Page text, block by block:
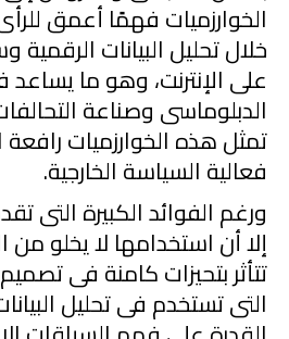
الخوارزميات فهمًا أعمق
خلال تحليل البيانات
على الإنترنت، وهو ما
الدبلوماسى وصناعة
تمثل هذه الخوارزميات رافعة
فعالية السياسة الخارجية.
ورغم الفوائد الكبيرة التى
إلا أن استخدامها لا يخلو
تتأثر بتحيزات كامنة فى
التى تستخدم فى تحليل